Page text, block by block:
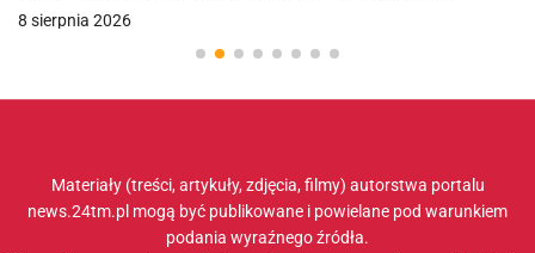
8 sierpnia 2026
Materiały (treści, artykuły, zdjęcia, filmy) autorstwa portalu
news.24tm.pl mogą być publikowane i powielane pod warunkiem
podania wyraźnego źródła.